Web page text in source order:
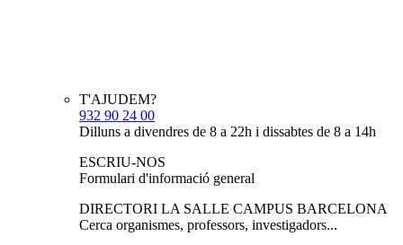
T'AJUDEM?
932 90 24 00
Dilluns a divendres de 8 a 22h i dissabtes de 8 a 14h
ESCRIU-NOS
Formulari d'informació general
DIRECTORI LA SALLE CAMPUS BARCELONA
Cerca organismes, professors, investigadors...